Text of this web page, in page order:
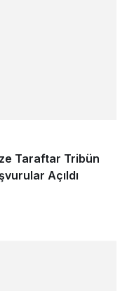
Taraftar Tribün
Açıldı